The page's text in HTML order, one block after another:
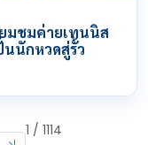
มชมค่ายเทนนิส
นนักหวดสู่รั้ว
1 / 1114